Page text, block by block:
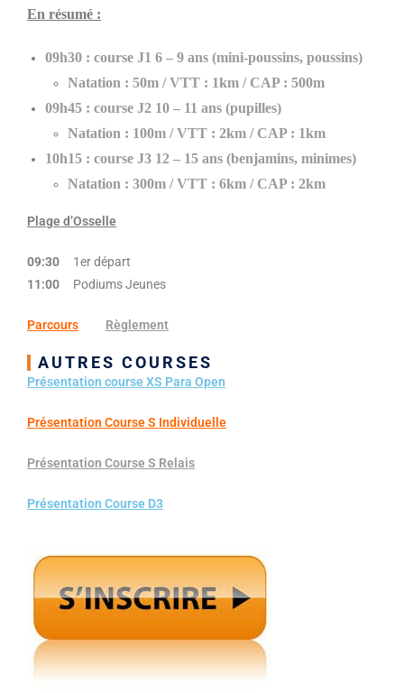
En résumé :
09h30 : course J1 6 – 9 ans (mini-poussins, poussins)
Natation : 50m / VTT : 1km / CAP : 500m
09h45 : course J2 10 – 11 ans (pupilles)
Natation : 100m / VTT : 2km / CAP : 1km
10h15 : course J3 12 – 15 ans (benjamins, minimes)
Natation : 300m / VTT : 6km / CAP : 2km
Plage d’Osselle
09:30 1er départ
11:00 Podiums Jeunes
Parcours Règlement
AUTRES COURSES
Présentation course XS Para Open
Présentation Course S Individuelle
Présentation Course S Relais
Présentation Course D3